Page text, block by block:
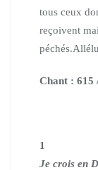
tous ceux
reçoivent
péchés.
Chant : 615
1
Je crois en